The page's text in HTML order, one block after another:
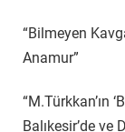
“Bilmeyen
Anamur”
“M.Türkkan’ın
Balıkesir’de ve